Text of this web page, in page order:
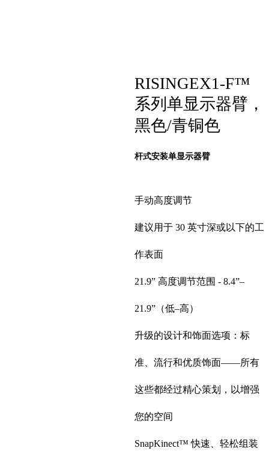
RISINGEX1-F™
系列单显示器臂，
黑色/青铜色
杆式安装单显示器臂
手动高度调节
建议用于 30 英寸深或以下的工
作表面
21.9” 高度调节范围 - 8.4”–
21.9”（低–高）
升级的设计和饰面选项：标
准、流行和优质饰面——所有
这些都经过精心策划，以增强
您的空间
SnapKinect™ 快速、轻松组装